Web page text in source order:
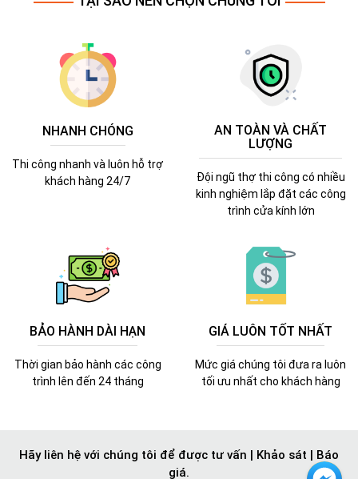
NHANH CHÓNG
Thi công nhanh và luôn hỗ trợ
khách hàng 24/7
AN TOÀN VÀ CHẤT
LƯỢNG
Đội ngũ thợ thi công có nhiều
kinh nghiệm lắp đặt các công
trình cửa kính lớn
BẢO HÀNH DÀI HẠN
Thời gian bảo hành các công
trình lên đến 24 tháng
GIÁ LUÔN TỐT NHẤT
Mức giá chúng tôi đưa ra luôn
tối ưu nhất cho khách hàng
Hãy liên hệ với chúng tôi để được tư vấn | Khảo sát | Báo
giá.